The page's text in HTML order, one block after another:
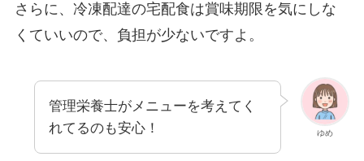
さらに、冷凍配達の宅配食は賞味期限を気にしな
くていいので、負担が少ないですよ。
ゆめ
管理栄養士がメニューを考えてく
れてるのも安心！